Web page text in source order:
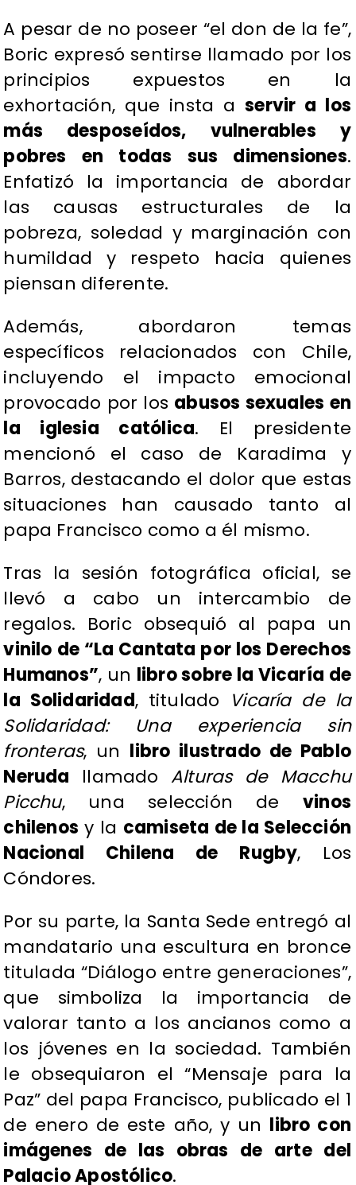
A pesar de no poseer “el don de la fe”,
Boric expresó sentirse llamado por los
principios expuestos en la
exhortación, que insta aservir a los
más desposeídos, vulnerables y
pobres en todas sus dimensiones.
Enfatizó la importancia de abordar
las causas estructurales de la
pobreza, soledad y marginación con
humildad y respeto hacia quienes
piensan diferente.
Además, abordaron temas
específicos relacionados con Chile,
incluyendo el impacto emocional
provocado por los abusos sexuales en
la iglesia católica. El presidente
mencionó el caso de Karadima y
Barros, destacando el dolor que estas
situaciones han causado tanto al
papa Francisco como a él mismo.
Tras la sesión fotográfica oficial, se
llevó a cabo un intercambio de
regalos. Boric obsequió al papa un
vinilo de “La Cantata por los Derechos
Humanos”, un libro sobre la Vicaría de
la Solidaridad, titulado Vicaría de la
Solidaridad: Una experiencia sin
fronteras, un libro ilustrado de Pablo
Neruda llamado Alturas de Macchu
Picchu, una selección de vinos
chilenos y la camiseta de la Selección
Nacional Chilena de Rugby, Los
Cóndores.
Por su parte, la Santa Sede entregó al
mandatario una escultura en bronce
titulada “Diálogo entre generaciones”,
que simboliza la importancia de
valorar tanto a los ancianos como a
los jóvenes en la sociedad. También
le obsequiaron el “Mensaje para la
Paz” del papa Francisco, publicado el 1
de enero de este año, y un libro con
imágenes de las obras de arte del
Palacio Apostólico.